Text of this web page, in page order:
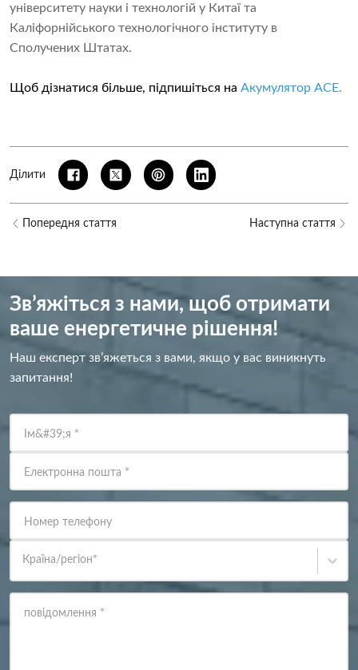
університету науки і технологій у Китаї та
Каліфорнійського технологічного інституту в
Сполучених Штатах.
Щоб дізнатися більше, підпишіться на Акумулятор ACE.
Ділити
Попередня стаття Наступна стаття
Зв’яжіться з нами, щоб отримати
ваше енергетичне рішення!
Наш експерт зв’яжеться з вами, якщо у вас виникнуть
запитання!
Ім&#39;я *
Електронна пошта *
Номер телефону
Країна/регіон*
повідомлення *